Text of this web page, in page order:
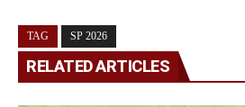
TAG SP 2026
RELATED ARTICLES